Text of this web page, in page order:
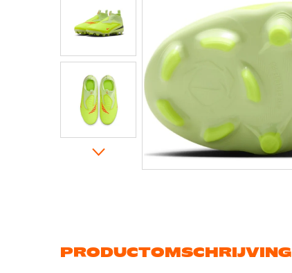
gallerij
PRODUCTOMSCHRIJVING